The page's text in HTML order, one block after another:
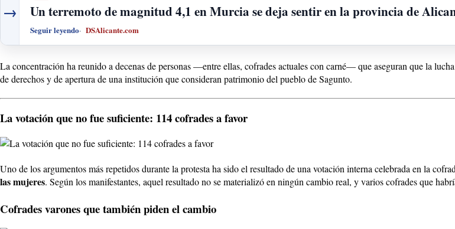
→ Un terremoto de magnitud 4,1 en Murcia se deja sentir en la provincia de
Seguir leyendo DSAlicante.com
La concentración ha reunido a decenas de personas —entre ellas, cofrades actuales con carné— que aseguran que la
de derechos y de apertura de una institución que consideran patrimonio del pueblo de Sagunto.
La votación que no fue suficiente: 114 cofrades a favor
Uno de los argumentos más repetidos durante la protesta ha sido el resultado de una votación interna celebrada en la
las mujeres. Según los manifestantes, aquel resultado no se materializó en ningún cambio real, y varios cofrades que
Cofrades varones que también piden el cambio